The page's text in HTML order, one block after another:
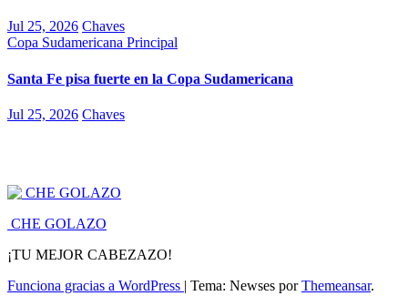
Jul 25, 2026 Chaves
Copa Sudamericana Principal
Santa Fe pisa fuerte en la Copa Sudamericana
Jul 25, 2026 Chaves
CHE GOLAZO
¡TU MEJOR CABEZAZO!
Funciona gracias a WordPress | Tema: Newses porThemeansar.